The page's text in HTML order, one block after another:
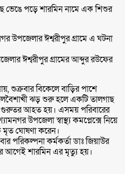
ভেঙে পড়ে শারমিন নামে এক শিশুর
উপজেলার ঈশ্বরীপুর গ্রামে এ ঘটনা
ঈশ্বরীপুর গ্রামের আব্দুর রউফের
শুক্রবার বিকেলে বাড়ির পাশে
ঝড় শুরু হলে একটি তালগাছ
আহত হয়। এসময় পরিবারের
উপজেলা স্বাস্থ্য কমপ্লেক্সে নিয়ে
মৃত ঘোষণা করেন।
পরিকল্পনা কর্মকর্তা ডাঃ জিয়াউর
আগেই শারমিন এর মৃত্যু হয়।